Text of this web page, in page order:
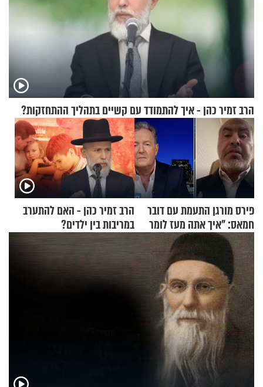
הרב זמיר כהן - איך להתמודד עם קשיים בתהליך ההתחזקות?
פירס מורגן התעמת עם דובר
חמאס: "איך אתה מעז לומר
שלא ביצעתם פשעי מלחמה?!"
הרב זמיר כהן - האם להתערב
במריבות בין ילדים?